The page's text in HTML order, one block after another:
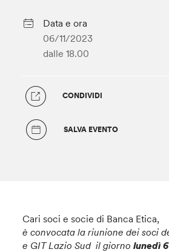
Data e ora
06/11/2023
dalle 18.00
CONDIVIDI
SALVA EVENTO
Cari soci e socie di Banca Etica,
è convocata la riunione dei soci
e GIT Lazio Sud il giornolunedì